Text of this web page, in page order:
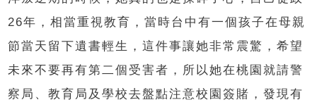
26年，相當重視教育，當時台中有一個孩子在母親
節當天留下遺書輕生，這件事讓她非常震驚，希望
未來不要再有第二個受害者，所以她在桃園就請警
察局、教育局及學校去盤點注意校園簽賭，發現有